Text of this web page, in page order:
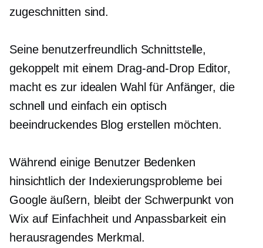
zugeschnitten sind.
Seine benutzerfreundlich Schnittstelle,
gekoppelt mit einem Drag-and-DropEditor,
macht es zur idealen Wahl für Anfänger, die
schnell und einfach ein optisch
beeindruckendes Blog erstellen möchten.
Während einige Benutzer Bedenken
hinsichtlich der Indexierungsprobleme bei
Google äußern, bleibt der Schwerpunkt von
Wix auf Einfachheit und Anpassbarkeit ein
herausragendes Merkmal.